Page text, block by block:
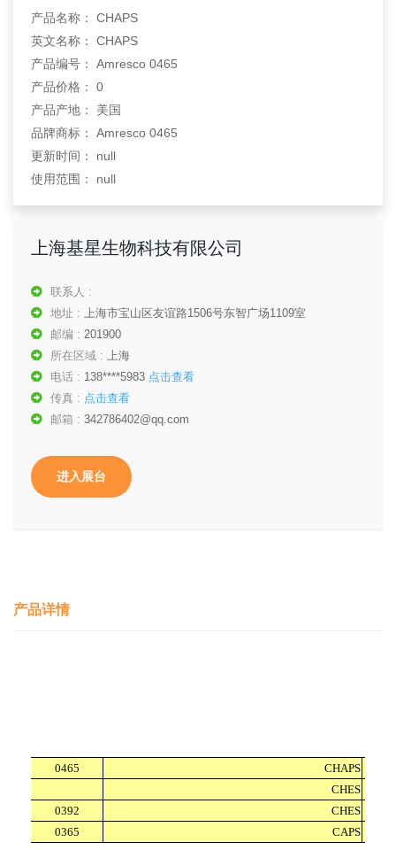
产品名称： CHAPS
英文名称： CHAPS
产品编号： Amresco 0465
产品价格： 0
产品产地： 美国
品牌商标： Amresco 0465
更新时间： null
使用范围： null
上海基星生物科技有限公司
联系人 :
地址 : 上海市宝山区友谊路1506号东智广场1109室
邮编 : 201900
所在区域 : 上海
电话 : 138****5983 点击查看
传真 : 点击查看
邮箱 : 342786402@qq.com
进入展台
产品详情
0465 CHAPS
CHES
0392
CHES
0365
CAPS